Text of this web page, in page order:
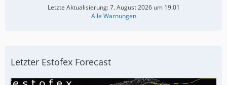
Letzte Aktualisierung:7. August 2026 um 19:01
Alle Warnungen
Letzter Estofex Forecast